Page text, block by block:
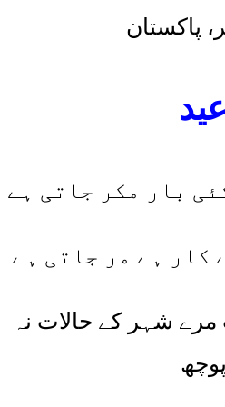
پاکستان
عید
بار مکر جاتی ہے
کار ہے مر جاتی ہے
شہر کے حالات نہ
پوچھ